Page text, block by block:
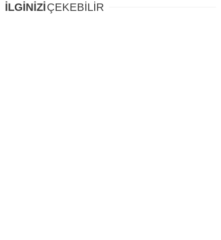
İLGİNİZİÇEKEBİLİR